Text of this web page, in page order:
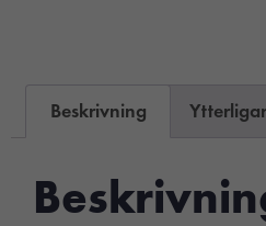
Beskrivning